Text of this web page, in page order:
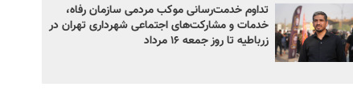
تداوم خدمت‌رسانی موکب مردمی سازمان رفاه،
خدمات و مشارکت‌های اجتماعی شهرداری تهران در
زرباطیه تا روز جمعه ۱۶ مرداد